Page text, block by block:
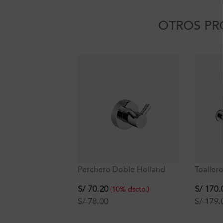
OTROS
Perchero Doble Holland
S/70.20 (10% dscto.)
S/78.00
S/
S/